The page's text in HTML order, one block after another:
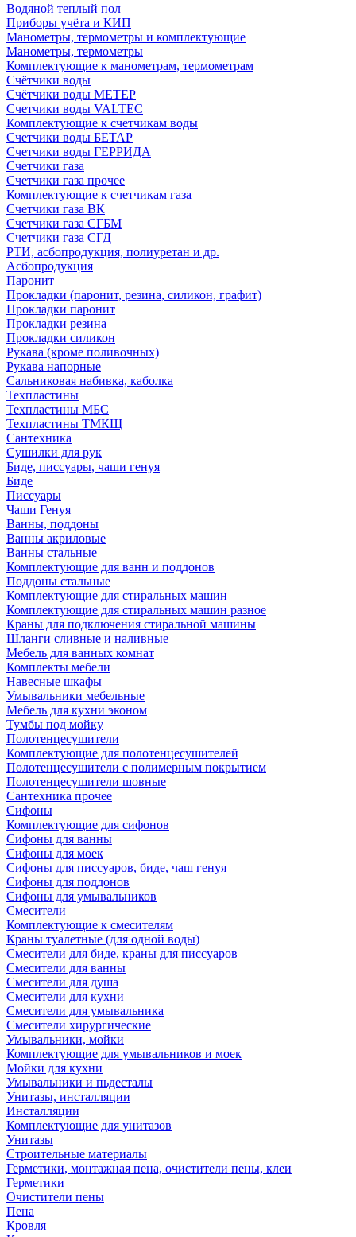
Водяной теплый пол
Приборы учёта и КИП
Манометры, термометры и комплектующие
Манометры, термометры
Комплектующие к манометрам, термометрам
Счётчики воды
Счётчики воды МЕТЕР
Счетчики воды VALTEC
Комплектующие к счетчикам воды
Счетчики воды БЕТАР
Счетчики воды ГЕРРИДА
Счетчики газа
Счетчики газа прочее
Комплектующие к счетчикам газа
Счетчики газа ВК
Счетчики газа СГБМ
Счетчики газа СГД
РТИ, асбопродукция, полиуретан и др.
Асбопродукция
Паронит
Прокладки (паронит, резина, силикон, графит)
Прокладки паронит
Прокладки резина
Прокладки силикон
Рукава (кроме поливочных)
Рукава напорные
Сальниковая набивка, каболка
Техпластины
Техпластины МБС
Техпластины ТМКЩ
Сантехника
Сушилки для рук
Биде, писсуары, чаши генуя
Биде
Писсуары
Чаши Генуя
Ванны, поддоны
Ванны акриловые
Ванны стальные
Комплектующие для ванн и поддонов
Поддоны стальные
Комплектующие для стиральных машин
Комплектующие для стиральных машин разное
Краны для подключения стиральной машины
Шланги сливные и наливные
Мебель для ванных комнат
Комплекты мебели
Навесные шкафы
Умывальники мебельные
Мебель для кухни эконом
Тумбы под мойку
Полотенцесушители
Комплектующие для полотенцесушителей
Полотенцесушители с полимерным покрытием
Полотенцесушители шовные
Сантехника прочее
Сифоны
Комплектующие для сифонов
Сифоны для ванны
Сифоны для моек
Сифоны для писсуаров, биде, чаш генуя
Сифоны для поддонов
Сифоны для умывальников
Смесители
Комплектующие к смесителям
Краны туалетные (для одной воды)
Смесители для биде, краны для писсуаров
Смесители для ванны
Смесители для душа
Смесители для кухни
Смесители для умывальника
Смесители хирургические
Умывальники, мойки
Комплектующие для умывальников и моек
Мойки для кухни
Умывальники и пьдесталы
Унитазы, инсталляции
Инсталляции
Комплектующие для унитазов
Унитазы
Строительные материалы
Герметики, монтажная пена, очистители пены, клеи
Герметики
Очистители пены
Пена
Кровля